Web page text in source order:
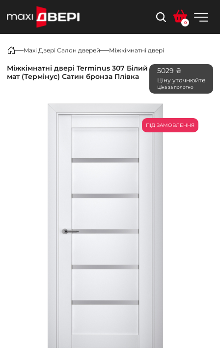
0
Maxi Двері Салон дверей Міжкімнатні двері
Міжкімнатні двері Terminus 307 Білий
мат (Термінус) Сатин бронза Плівка
5029 ₴
Ціну уточнюйте
Ціна за полотно
ПІД ЗАМОВЛЕННЯ